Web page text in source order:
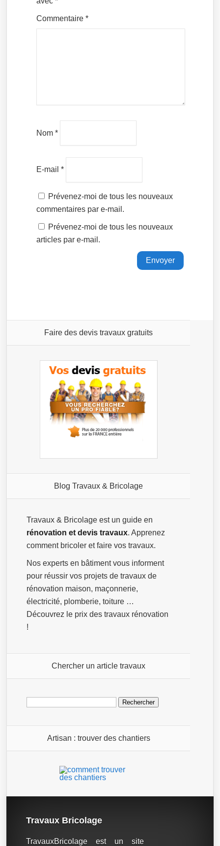
Commentaire*
Nom*
E-mail*
Prévenez-moi de tous les nouveaux
commentaires par e-mail.
Prévenez-moi de tous les nouveaux
articles par e-mail.
Faire des devis travaux gratuits
Blog Travaux & Bricolage
Travaux & Bricolage est un guide en
rénovation et devis travaux. Apprenez
comment bricoler et faire vos travaux.
Nos experts en bâtiment vous informent
pour réussir vos projets de travaux de
rénovation maison, maçonnerie,
électricité, plomberie, toiture …
Découvrez le prix des travaux rénovation
!
Chercher un article travaux
Rechercher :
Artisan : trouver des chantiers
Travaux Bricolage
TravauxBricolage est un site